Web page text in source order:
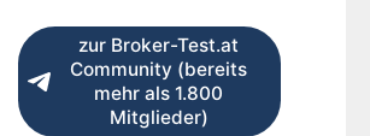
zur Broker-Test.at
Community (bereits
mehr als 1.800
Mitglieder)